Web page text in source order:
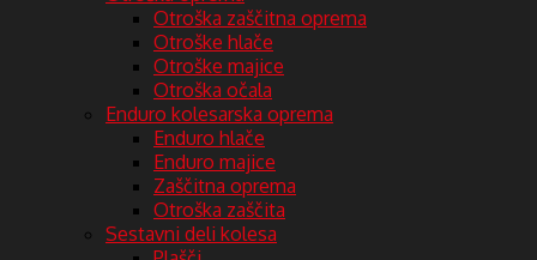
Otroška zaščitna oprema
Otroške hlače
Otroške majice
Otroška očala
Enduro kolesarska oprema
Enduro hlače
Enduro majice
Zaščitna oprema
Otroška zaščita
Sestavni deli kolesa